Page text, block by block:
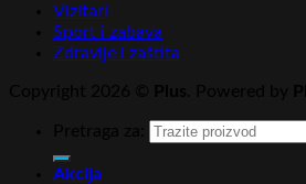
Vizitari
Sport i zabava
Zdravlje i zaštita
Akcija